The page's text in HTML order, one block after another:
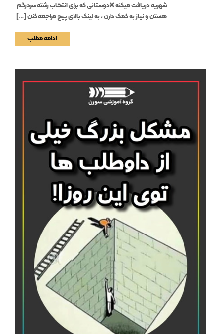
شهریه دریافت میکنه ❌دوستانی که برای انتخاب رشته سردرگم
هستن و نیاز به کمک دارن ، به لینک بالای پیج مراجعه کنن […]
ادامه مطلب